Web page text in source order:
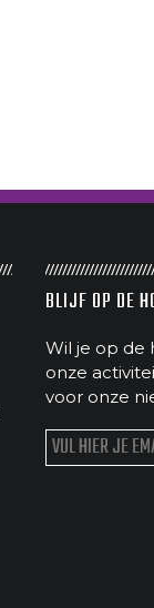
BLIJF OP DE
Wil je op de
onze
voor onze